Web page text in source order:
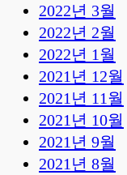
2022년 3월
2022년 2월
2022년 1월
2021년 12월
2021년 11월
2021년 10월
2021년 9월
2021년 8월